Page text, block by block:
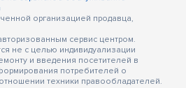
организацией продавца,
сервис центром.
не с целью индивидуализации
и введения посетителей в
потребителей о
техники правообладателей.